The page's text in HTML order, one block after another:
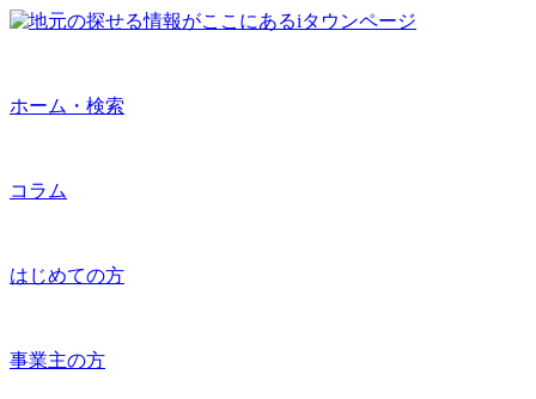
ホーム・検索
コラム
はじめての方
事業主の方